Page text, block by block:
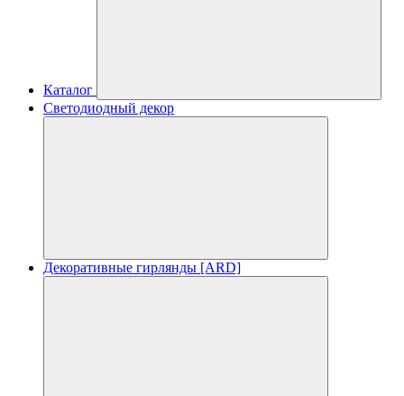
Каталог
Светодиодный декор
Декоративные гирлянды [ARD]